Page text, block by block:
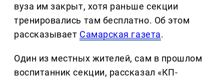
вуза им закрыт, хотя раньше секции
тренировались там бесплатно. Об этом
рассказывает Самарская газета.
Один из местных жителей, сам в прошлом
воспитанник секции, рассказал «КП-